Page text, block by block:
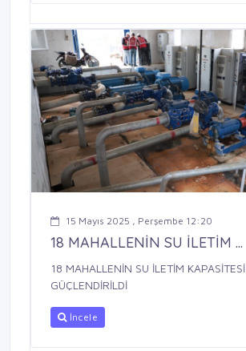
15 Mayıs 2025 , Perşembe 12:20
18 MAHALLENİN SU İLETİM ...
18 MAHALLENİN SU İLETİM KAPASİTESİ
GÜÇLENDİRİLDİ
İncele